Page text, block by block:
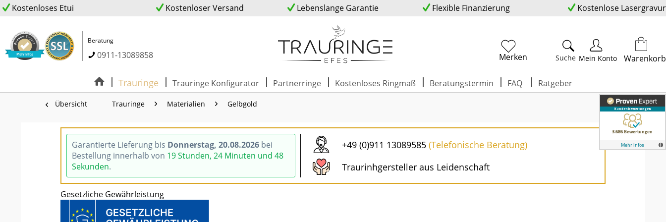
Kostenloses Etui Kostenloser Versand Lebenslange Garantie Flexible Finanzierung Kostenlose Lasergravur
Beratung
0911-13089858 Suche
Merken Mein Konto Warenkorb
Trauringe Trauringe Konfigurator Partnerringe Kostenloses Ringmaß Beratungstermin FAQ Ratgeber
Übersicht Trauringe Materialien Gelbgold
Garantierte Lieferung bis Donnerstag, 20.08.2026 bei
Bestellung innerhalb von 19 Stunden, 24 Minuten und 47
Sekunden.
+49 (0)911 13089585(Telefonische Beratung)
Traurinhgersteller aus Leidenschaft
Gesetzliche Gewährleistung